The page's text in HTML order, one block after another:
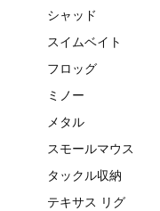
シャッド
スイムベイト
フロッグ
ミノー
メタル
スモールマウス
タックル収納
テキサス リグ